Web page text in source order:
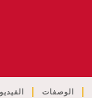
الوصفات